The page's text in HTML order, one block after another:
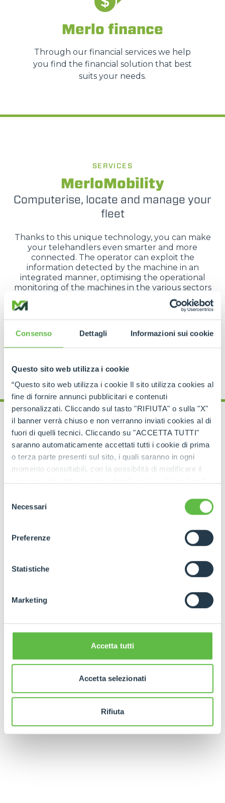
Consenso Dettagli Informazioni sui cookie
Questo sito web utilizza i cookie
“Questo sito web utilizza i cookie Il sito utilizza cookies al
fine di fornire annunci pubblicitari e contenuti
personalizzati. Cliccando sul tasto "RIFIUTA" o sulla "X"
il banner verrà chiuso e non verranno inviati cookies al di
fuori di quelli tecnici. Cliccando su "ACCETTA TUTTI"
saranno automaticamente accettati tutti i cookie di prima
o terza parte presenti sul sito, i quali saranno in ogni
momento consultabili, con la possibilità di modificare il
ogni pagina, selezionare "Modifichi il suo consenso" e
dell'informativa completa nel footer presente in ogni
pagina. Per esercitare i diritti riconosciuti all'interessato ai
GDPR abbiamo predisposto una
apposita procedura.
delNecessari
Preferenze
Statistiche
Marketing
Accetta tutti
Accetta selezionati
Rifiuta
Merlo finance
Through our financial services we help
you find the financial solution that best
suits your needs.
SERVICES
MerloMobility
Computerise, locate and manage your
fleet
Thanks to this unique technology, you can make
your telehandlers even smarter and more
connected. The operator can exploit the
information detected by the machine in an
integrated manner, optimising the operational
monitoring of the machines in the various sectors
SEE MORE
SERVICES
CFRM
Merlo Training and Research Centre
It is the Merlo Group’s excellence hub dedicated
to training highly qualified operators and updating